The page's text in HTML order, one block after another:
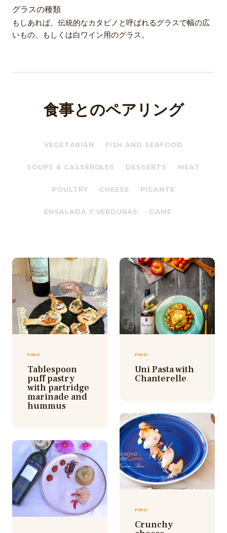
グラスの種類
もしあれば、伝統的なカタビノと呼ばれるグラスで幅の広
いもの、もしくは白ワイン用のグラス。
食事とのペアリング
VEGETARIAN FISH AND SEAFOOD
SOUPS & CASSEROLES DESSERTS MEAT
POULTRY CHEESE PICANTE
ENSALADA Y VERDURAS GAME
FINO
Tablespoon
puff pastry
with partridge
marinade and
hummus
FINO
Uni Pasta with
Chanterelle
FINO
Crunchy